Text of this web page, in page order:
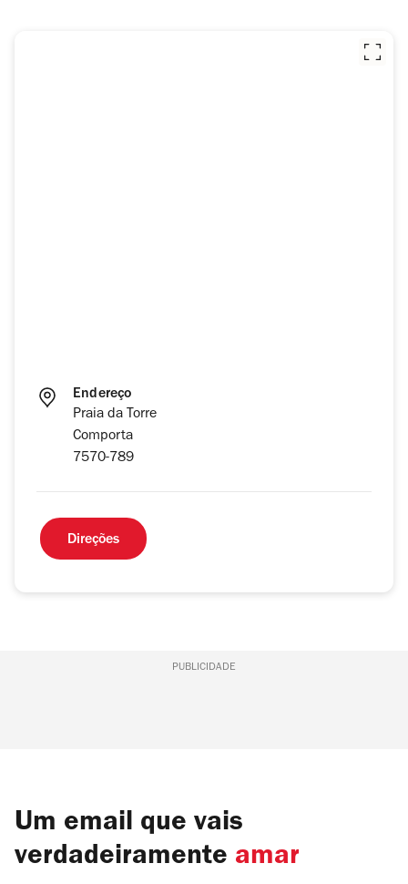
Endereço
Praia da Torre
Comporta
7570-789
Direções
PUBLICIDADE
Um email que vais
verdadeiramente amar